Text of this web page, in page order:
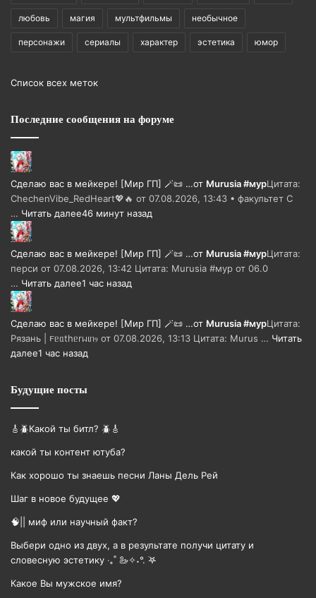
любовь магия мультфильмы необычное
персонажи сериалы характер эстетика юмор
Список всех меток
Последние сообщения на форуме
Сделаю вас в мейкере! [Мир ГП] 🪄📜 …от Murusia #мурЦитата:
ChechenVibe_RedHeart💖🔥 от 07.08.2026, 13:43 • факультет С
… Читать далее46 минут назад
Сделаю вас в мейкере! [Мир ГП] 🪄📜 …от Murusia #мурЦитата:
перси от 07.08.2026, 13:42 Цитата: Murusia #мур от 06.0
… Читать далее1 час назад
Сделаю вас в мейкере! [Мир ГП] 🪄📜 …от Murusia #мурЦитата:
Рязань | 𐔥ᥱᥲthᥱrᥕιᥒⳋ от 07.08.2026, 13:13 Цитата: Murus … Читать
далее1 час назад
Будущие посты
🎸🪲Какой ты битл? 🪲🎸
какой ты контент ютуба?
Как хорошо ты знаешь песни Ланы Дель Рей
Шаг в новое будущее 💖
🧠|| миф или научный факт?
Выбери одно из двух, а в результате получи цитату и
словесную эстетику ‧₊˚ 🦢✧˖°. ࣪𖤐
Какое Вы мужское имя?